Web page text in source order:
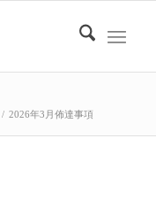
/ 2026年3月佈達事項